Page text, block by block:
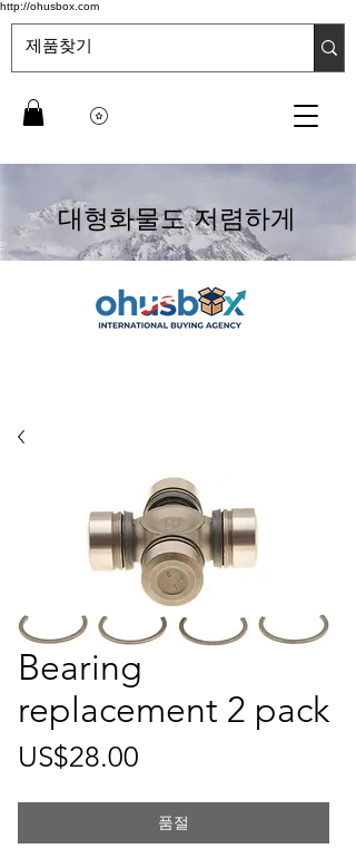
http://ohusbox.com
대형화물도 저렴하게
Bearing
replacement 2 pack
US$28.00
품절